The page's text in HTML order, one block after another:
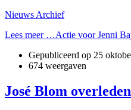
Nieuws Archief
Lees meer …Actie voor Jenni
Gepubliceerd op 25
674 weergaven
José Blom overleden